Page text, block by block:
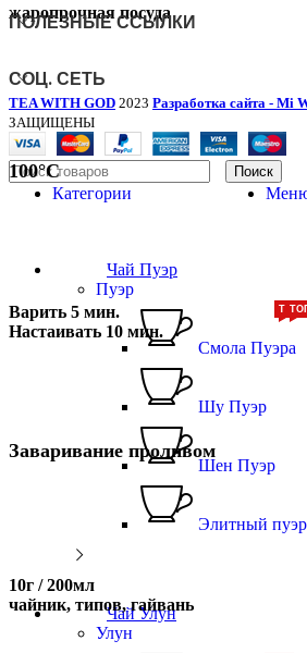
жаропрочная посуда
100°С
Варить 5 мин.
Настаивать 10 мин.
Заваривание проливом
10г / 200мл
чайник, типов, гайвань
ПОЛЕЗНЫЕ ССЫЛКИ
СОЦ. СЕТЬ
TEA WITH GOD 2023 Разработка сайта - Mi
ЗАЩИЩЕНЫ
Поиск
Категории
Чай Пуэр
Пуэр
Смола Пуэра
ТОП
Шу Пуэр
Шен Пуэр
Элитный пуэр
Чай Улун
Улун